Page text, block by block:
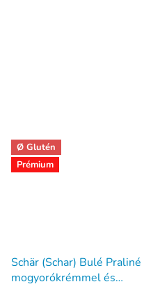
Ø Glutén
Prémium
Schär (Schar) Bulé Praliné
mogyorókrémmel és